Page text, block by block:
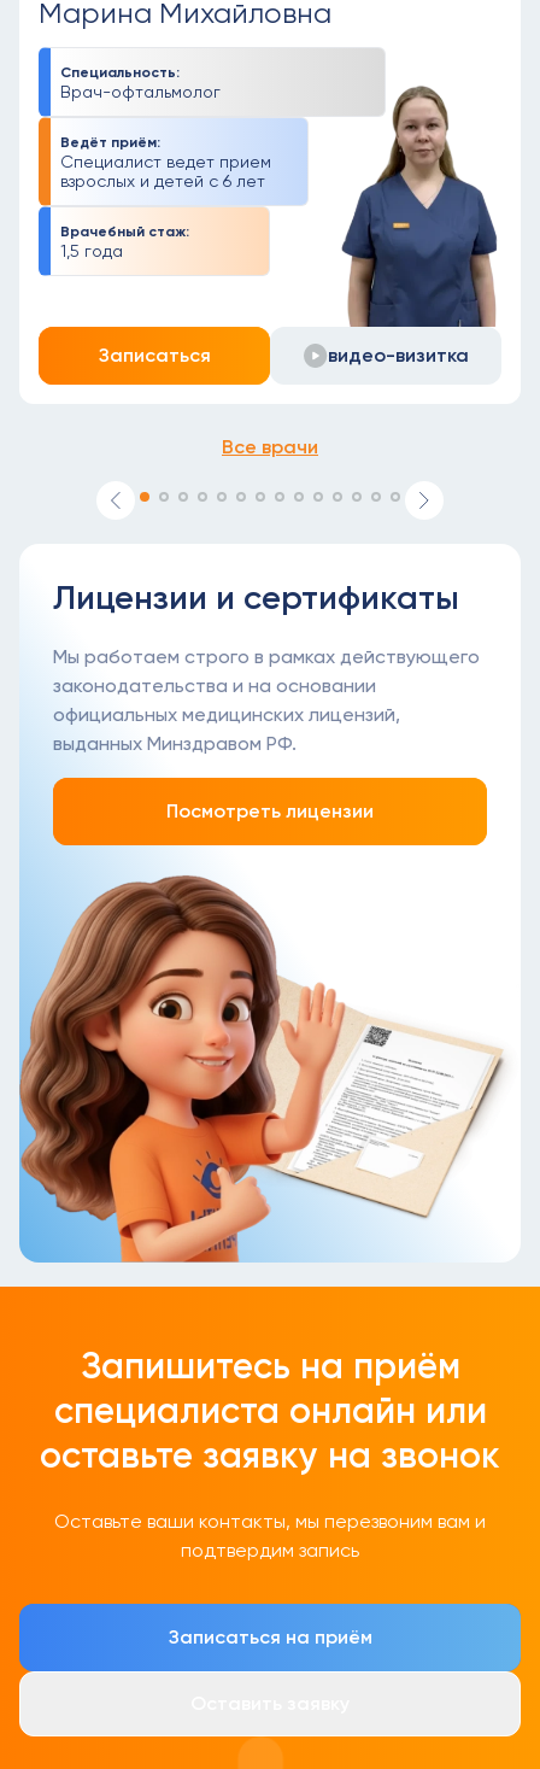
Марина Михайловна
Специальность:
Врач-офтальмолог
Ведёт приём:
Специалист ведет прием
взрослых и детей с 6 лет
Врачебный стаж:
1,5 года
Записаться видео-визитка
Все врачи
Лицензии и сертификаты
Мы работаем строго в рамках действующего
законодательства и на основании
официальных медицинских лицензий,
выданных Минздравом РФ.
Посмотреть лицензии
Запишитесь на приём
специалиста онлайн или
оставьте заявку на звонок
Оставьте ваши контакты, мы перезвоним вам и
подтвердим запись
Записаться на приём